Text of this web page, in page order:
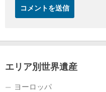
エリア別世界遺産
ヨーロッパ